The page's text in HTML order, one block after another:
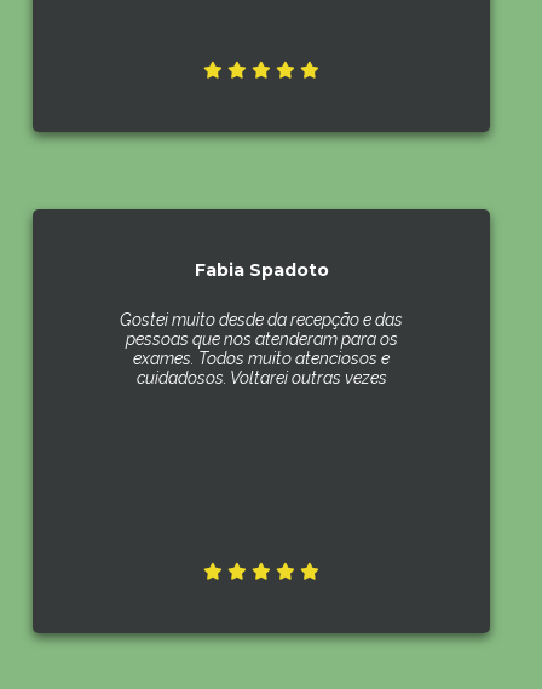
Fabia Spadoto
Gostei muito desde da recepção e das
pessoas que nos atenderam para os
exames. Todos muito atenciosos e
cuidadosos. Voltarei outras vezes